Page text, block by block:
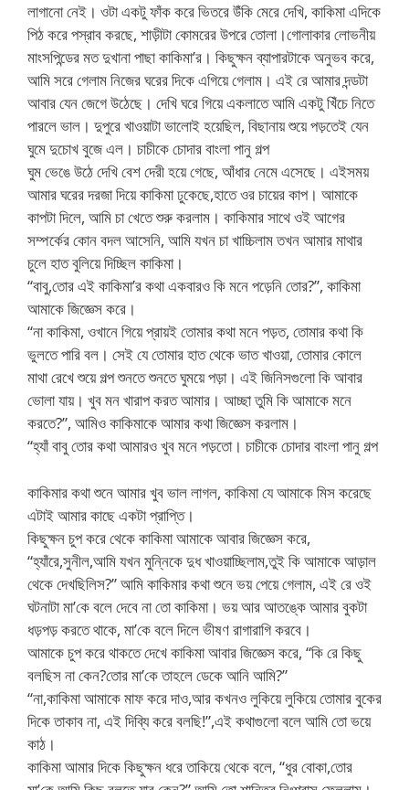
লাগানো নেই। ওটা একটু ফাঁক করে ভিতরে উঁকি মেরে দেখি, কাকিমা এদিকে
পিঠ করে পস্রাব করছে, শাড়ীটা কোমরের উপরে তোলা।গোলাকার লোভনীয়
মাংসপিন্ডের মত দুখানা পাছা কাকিমা’র। কিছুক্ষন ব্যাপারটাকে অনুভব করে,
আমি সরে গেলাম নিজের ঘরের দিকে এগিয়ে গেলাম। এই রে আমার দন্ডটা
আবার যেন জেগে উঠেছে। দেখি ঘরে গিয়ে একলাতে আমি একটু খিঁচে নিতে
পারলে ভাল। দুপুরে খাওয়াটা ভালোই হয়েছিল, বিছানায় শুয়ে পড়তেই যেন
ঘুমে দুচোখ বুজে এল। চাচীকে চোদার বাংলা পানু গল্প
ঘুম ভেঙে উঠে দেখি বেশ দেরী হয়ে গেছে, আঁধার নেমে এসেছে। এইসময়
আমার ঘরের দরজা দিয়ে কাকিমা ঢুকেছে,হাতে ওর চায়ের কাপ। আমাকে
কাপটা দিলে, আমি চা খেতে শুরু করলাম। কাকিমার সাথে ওই আগের
সম্পর্কের কোন বদল আসেনি, আমি যখন চা খাচ্চিলাম তখন আমার মাথার
চুলে হাত বুলিয়ে দিচ্ছিল কাকিমা।
“বাবু,তোর এই কাকিমা’র কথা একবারও কি মনে পড়েনি তোর?”, কাকিমা
আমাকে জিজ্ঞেস করে।
“না কাকিমা, ওখানে গিয়ে প্রায়ই তোমার কথা মনে পড়ত, তোমার কথা কি
ভুলতে পারি বল। সেই যে তোমার হাত থেকে ভাত খাওয়া, তোমার কোলে
মাথা রেখে শুয়ে গল্প শুনতে শুনতে ঘুময়ে পড়া। এই জিনিসগুলো কি আবার
ভোলা যায়। খুব মন খারাপ করত আমার। আচ্ছা তুমি কি আমাকে মনে
করতে?”, আমিও কাকিমাকে আমার কথা জিজ্ঞেস করলাম।
“হ্যাঁ বাবু তোর কথা আমারও খুব মনে পড়তো। চাচীকে চোদার বাংলা পানু গল্প
কাকিমার কথা শুনে আমার খুব ভাল লাগল, কাকিমা যে আমাকে মিস করেছে
এটাই আমার কাছে একটা প্রাপ্তি।
কিছুক্ষন চুপ করে থেকে কাকিমা আমাকে আবার জিজ্ঞেস করে,
“হ্যাঁরে,সুনীল,আমি যখন মুন্নিকে দুধ খাওয়াচ্ছিলাম,তুই কি আমাকে আড়াল
থেকে দেখছিলিস?” আমি কাকিমার কথা শুনে ভয় পেয়ে গেলাম, এই রে ওই
ঘটনাটা মা’কে বলে দেবে না তো কাকিমা। ভয় আর আতঙ্কে আমার বুকটা
ধড়পড় করতে থাকে, মা’কে বলে দিলে ভীষণ রাগারাগি করবে।
আমাকে চুপ করে থাকতে দেখে কাকিমা আবার জিজ্ঞেস করে, “কি রে কিছু
বলছিস না কেন?তোর মা’কে তাহলে ডেকে আনি আমি?”
“না,কাকিমা আমাকে মাফ করে দাও,আর কখনও লুকিয়ে লুকিয়ে তোমার বুকের
দিকে তাকাব না, এই দিব্যি করে বলছি!”,এই কথাগুলো বলে আমি তো ভয়ে
কাঠ।
কাকিমা আমার দিকে কিছুক্ষন ধরে তাকিয়ে থেকে বলে, “ধুর বোকা,তোর